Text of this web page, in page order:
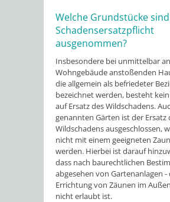
Welche Grundstücke
Schadensersatzpflicht
ausgenommen?
Insbesondere bei unmittelbar
Wohngebäude anstoßenden
die allgemein als befriedeter
bezeichnet werden, besteht
auf Ersatz des Wildschadens.
genannten Gärten ist der Ersatz
Wildschadens ausgeschlossen,
nicht mit einem geeigneten
werden. Hierbei ist darauf
dass nach baurechtlichen
abgesehen von Gartenanlagen -
Errichtung von Zäunen im
nicht erlaubt ist.